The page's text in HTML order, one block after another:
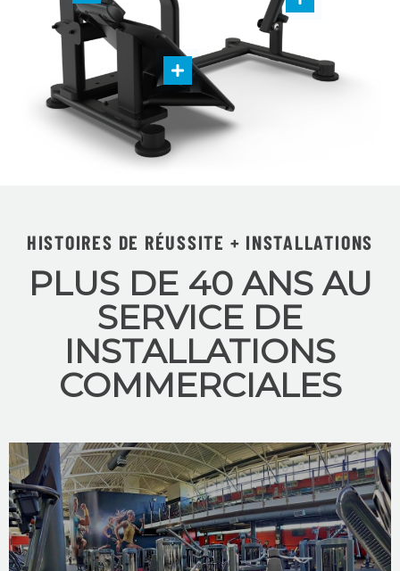
HISTOIRES DE RÉUSSITE + INSTALLATIONS
PLUS DE 40 ANS AU
SERVICE DE
INSTALLATIONS
COMMERCIALES